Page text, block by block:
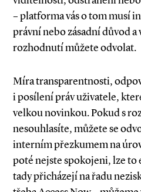
– platforma vás o tom musí
právní nebo zásadní důvod
rozhodnutí můžete odvolat.
Míra transparentnosti,
i posílení práv uživatele,
velkou novinkou. Pokud s
nesouhlasíte, můžete se
interním přezkumem na
poté nejste spokojeni, lze to
tady přicházejí na řadu